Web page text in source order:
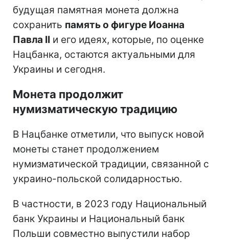
будущая памятная монета должна
сохранить память о фигуре Иоанна
Павла II и его идеях, которые, по оценке
Нацбанка, остаются актуальными для
Украины и сегодня.
Монета продолжит
нумизматическую традицию
В Нацбанке отметили, что выпуск новой
монеты станет продолжением
нумизматической традиции, связанной с
украино-польской солидарностью.
В частности, в 2023 году Национальный
банк Украины и Национальный банк
Польши совместно выпустили набор